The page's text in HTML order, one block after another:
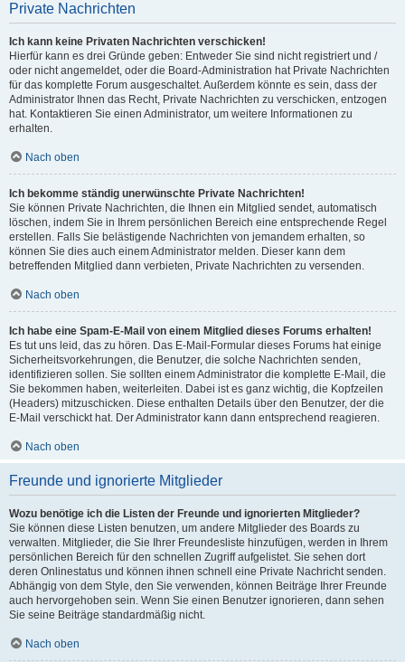
Private Nachrichten
Ich kann keine Privaten Nachrichten verschicken!
Hierfür kann es drei Gründe geben: Entweder Sie sind nicht registriert und /
oder nicht angemeldet, oder die Board-Administration hat Private Nachrichten
für das komplette Forum ausgeschaltet. Außerdem könnte es sein, dass der
Administrator Ihnen das Recht, Private Nachrichten zu verschicken, entzogen
hat. Kontaktieren Sie einen Administrator, um weitere Informationen zu
erhalten.
Nach oben
Ich bekomme ständig unerwünschte Private Nachrichten!
Sie können Private Nachrichten, die Ihnen ein Mitglied sendet, automatisch
löschen, indem Sie in Ihrem persönlichen Bereich eine entsprechende Regel
erstellen. Falls Sie belästigende Nachrichten von jemandem erhalten, so
können Sie dies auch einem Administrator melden. Dieser kann dem
betreffenden Mitglied dann verbieten, Private Nachrichten zu versenden.
Nach oben
Ich habe eine Spam-E-Mail von einem Mitglied dieses Forums erhalten!
Es tut uns leid, das zu hören. Das E-Mail-Formular dieses Forums hat einige
Sicherheitsvorkehrungen, die Benutzer, die solche Nachrichten senden,
identifizieren sollen. Sie sollten einem Administrator die komplette E-Mail, die
Sie bekommen haben, weiterleiten. Dabei ist es ganz wichtig, die Kopfzeilen
(Headers) mitzuschicken. Diese enthalten Details über den Benutzer, der die
E-Mail verschickt hat. Der Administrator kann dann entsprechend reagieren.
Nach oben
Freunde und ignorierte Mitglieder
Wozu benötige ich die Listen der Freunde und ignorierten Mitglieder?
Sie können diese Listen benutzen, um andere Mitglieder des Boards zu
verwalten. Mitglieder, die Sie Ihrer Freundesliste hinzufügen, werden in Ihrem
persönlichen Bereich für den schnellen Zugriff aufgelistet. Sie sehen dort
deren Onlinestatus und können ihnen schnell eine Private Nachricht senden.
Abhängig von dem Style, den Sie verwenden, können Beiträge Ihrer Freunde
auch hervorgehoben sein. Wenn Sie einen Benutzer ignorieren, dann sehen
Sie seine Beiträge standardmäßig nicht.
Nach oben